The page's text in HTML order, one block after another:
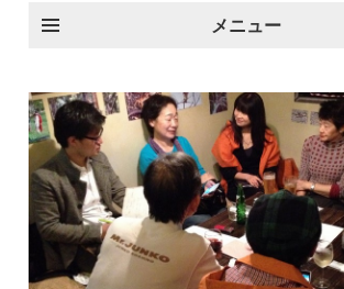
メニュー